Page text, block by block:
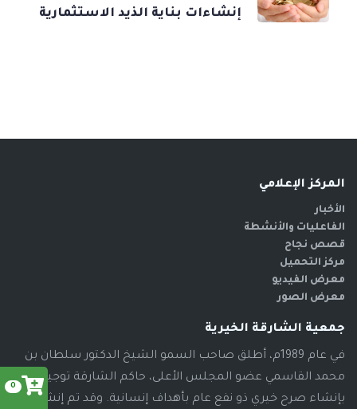
0
إنشاءات بناية الذيد الاستثمارية
المركز الإعلامي
الأخبار
الفاعليات والأنشطة
قصص نجاح
مركز التحميل
معرض الفيديو
معرض الصور
جمعية الشارقة الخيرية
في عام 1989م، أطلق صاحب السمو الشيخ الدكتور سلطان بن
محمد القاسمي عضو المجلس الأعلى، حاكم الشارقة توجيهاته
بإنشاء صرح خيري ذو نفع عام بأهداف إنسانية. وقد تم إنشاء